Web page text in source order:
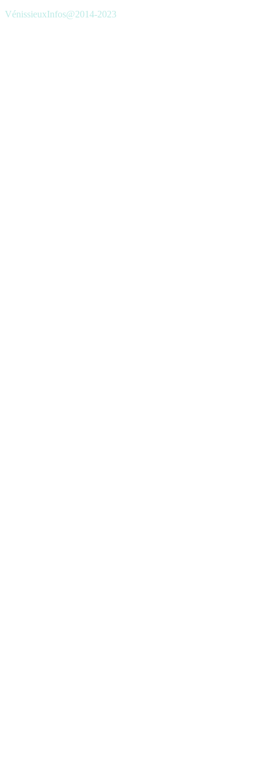
VénissieuxInfos@2014-2023